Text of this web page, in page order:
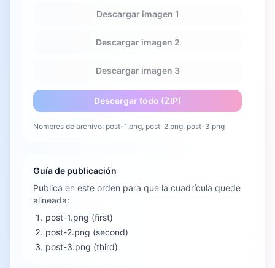
Descargar imagen 1
Descargar imagen 2
Descargar imagen 3
Descargar todo (ZIP)
Nombres de archivo: post-1.png, post-2.png, post-3.png
Guía de publicación
Publica en este orden para que la cuadrícula quede
alineada:
post-1.png (first)
post-2.png (second)
post-3.png (third)